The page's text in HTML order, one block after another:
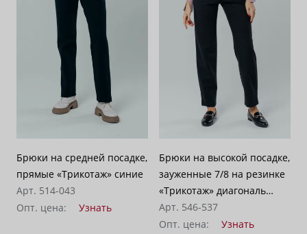
Брюки на средней посадке,
прямые «Трикотаж» синие
Арт. 514-043
Опт. цена:
Узнать
Брюки на высокой посадке,
зауженные 7/8 на резинке
«Трикотаж» диагональ
темно-серые
Арт. 546-537
Опт. цена:
Узнать